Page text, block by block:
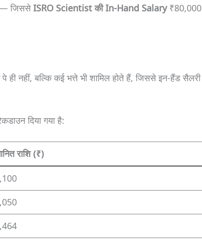
जिससेISRO Scientist की In-Hand Salary₹80,000
ही नहीं, बल्कि कई भत्ते भी शामिल होते हैं, जिससे इन-हैंड सैलरी
दिया गया है:
राशि (₹)